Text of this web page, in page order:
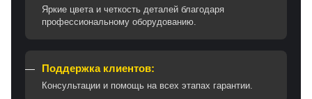
Яркие цвета и четкость деталей благодаря
профессиональному оборудованию.
Поддержка клиентов:
Консультации и помощь на всех этапах гарантии.